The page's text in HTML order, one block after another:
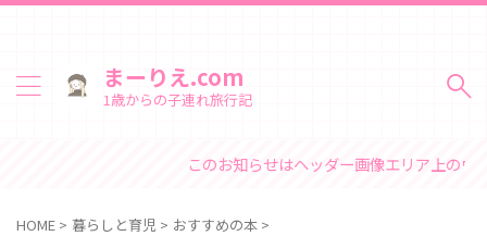
まーりえ.com
1歳からの子連れ旅行記
このお知らせはヘッダー画像エリア上のウィ
HOME > 暮らしと育児 > おすすめの本 >